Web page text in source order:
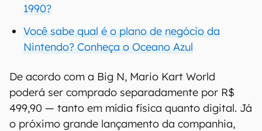
1990?
Você sabe qual é o plano de negócio da
Nintendo? Conheça o Oceano Azul
De acordo com a Big N, Mario Kart World
poderá ser comprado separadamente por R$
499,90 — tanto em mídia física quanto digital. Já
o próximo grande lançamento da companhia,